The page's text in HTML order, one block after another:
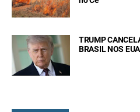
TRUMP
BRASIL NOS EUA